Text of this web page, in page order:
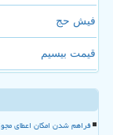
فیش حج
قیمت بیسیم
فراهم شدن امکان اعطای